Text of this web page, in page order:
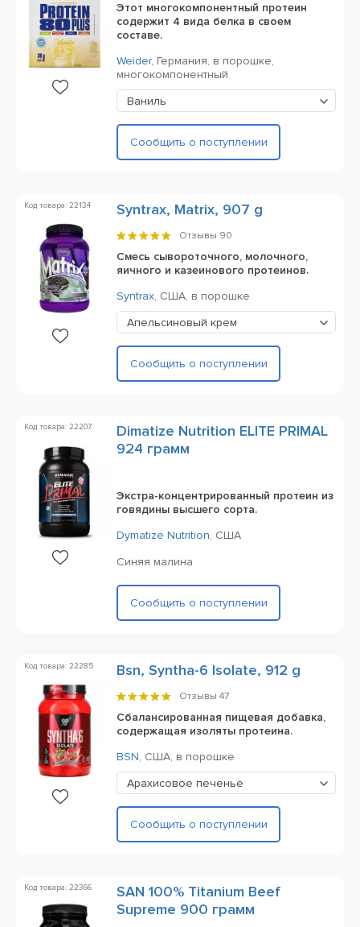
Этот многокомпонентный протеин
содержит 4 вида белка в своем
составе.
Weider, Германия, в порошке,
многокомпонентный
Ваниль
Сообщить о поступлении
Код товара: 22134 Syntrax, Matrix, 907 g
Отзывы 90
Смесь сывороточного, молочного,
яичного и казеинового протеинов.
Syntrax, США, в порошке
Апельсиновый крем
Сообщить о поступлении
Код товара: 22207
Dimatize Nutrition ELITE PRIMAL
924 грамм
Экстра-концентрированный протеин из
говядины высшего сорта.
Dymatize Nutrition, США
Синяя малина
Сообщить о поступлении
Код товара: 22285 Bsn, Syntha-6 Isolate, 912 g
Отзывы 47
Сбалансированная пищевая добавка,
содержащая изоляты протеина.
BSN, США, в порошке
Арахисовое печенье
Сообщить о поступлении
Код товара: 22366
SAN 100% Titanium Beef
Supreme 900 грамм